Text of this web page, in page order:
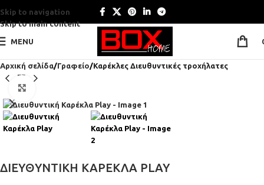
Skip to navigation
Skip to main content
MENU
Αρχική σελίδα Γραφείο Καρέκλες Διευθυντικές τροχήλατες
ΔΙΕΥΘΥΝΤΙΚΉ ΚΑΡΈΚΛΑ PLAY